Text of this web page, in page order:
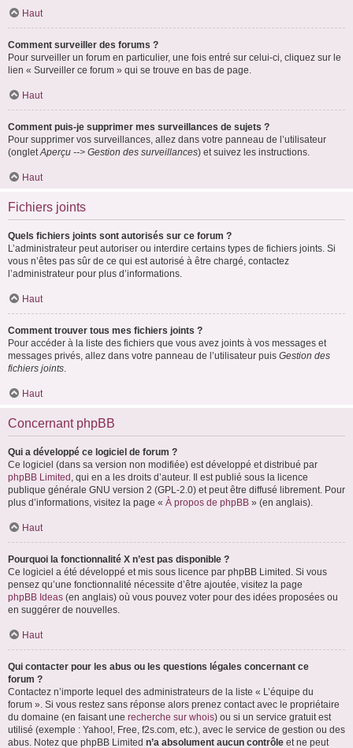
Haut
Comment surveiller des forums ?
Pour surveiller un forum en particulier, une fois entré sur celui-ci, cliquez sur le
lien « Surveiller ce forum » qui se trouve en bas de page.
Haut
Comment puis-je supprimer mes surveillances de sujets ?
Pour supprimer vos surveillances, allez dans votre panneau de l’utilisateur
(ongletAperçu --> Gestion des surveillances) et suivez les instructions.
Haut
Fichiers joints
Quels fichiers joints sont autorisés sur ce forum ?
L’administrateur peut autoriser ou interdire certains types de fichiers joints. Si
vous n’êtes pas sûr de ce qui est autorisé à être chargé, contactez
l’administrateur pour plus d’informations.
Haut
Comment trouver tous mes fichiers joints ?
Pour accéder à la liste des fichiers que vous avez joints à vos messages et
messages privés, allez dans votre panneau de l’utilisateur puis Gestion des
fichiers joints.
Haut
Concernant phpBB
Qui a développé ce logiciel de forum ?
Ce logiciel (dans sa version non modifiée) est développé et distribué par
phpBB Limited , qui en a les droits d’auteur. Il est publié sous la licence
publique générale GNU version 2 (GPL-2.0) et peut être diffusé librement. Pour
plus d’informations, visitez la page « À propos de phpBB » (en anglais).
Haut
Pourquoi la fonctionnalité X n’est pas disponible ?
Ce logiciel a été développé et mis sous licence par phpBB Limited. Si vous
pensez qu’une fonctionnalité nécessite d’être ajoutée, visitez la page
phpBB Ideas (en anglais) où vous pouvez voter pour des idées proposées ou
en suggérer de nouvelles.
Haut
Qui contacter pour les abus ou les questions légales concernant ce
forum ?
Contactez n’importe lequel des administrateurs de la liste « L’équipe du
forum ». Si vous restez sans réponse alors prenez contact avec le propriétaire
du domaine (en faisant une recherche sur whois) ou si un service gratuit est
utilisé (exemple : Yahoo!, Free, f2s.com, etc.), avec le service de gestion ou des
abus. Notez que phpBB Limited n’a absolument aucun contrôle et ne peut